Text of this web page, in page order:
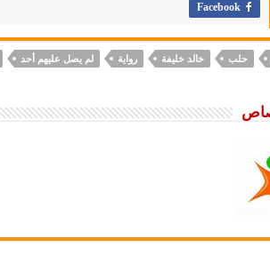
Facebook
حلب خالد خليفة رواية لم يصل عليهم أحد